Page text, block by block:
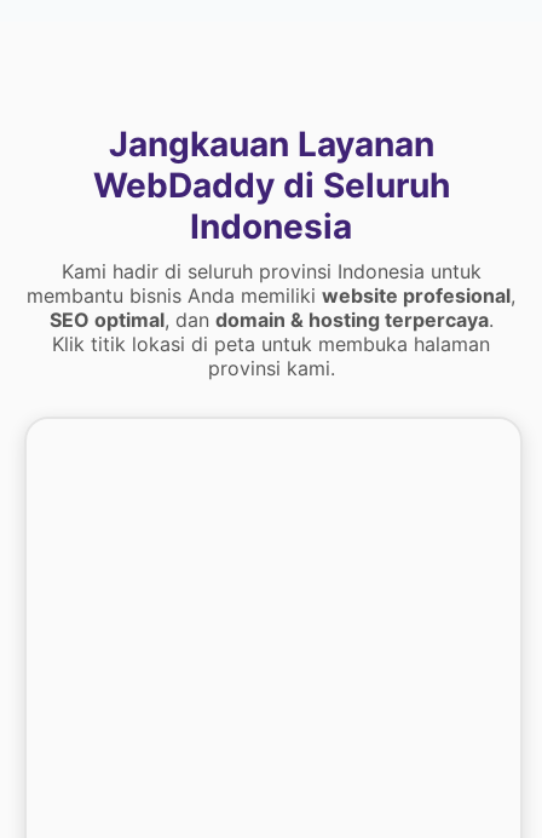
Jangkauan Layanan
WebDaddy di Seluruh
Indonesia
Kami hadir di seluruh provinsi Indonesia untuk
membantu bisnis Anda memiliki website profesional,
SEO optimal, dan domain & hosting terpercaya.
Klik titik lokasi di peta untuk membuka halaman
provinsi kami.